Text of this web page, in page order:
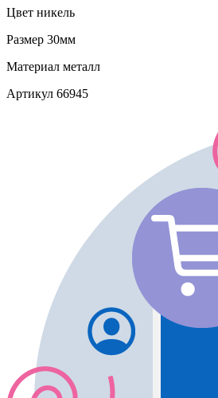
Цвет никель
Размер 30мм
Материал металл
Артикул 66945